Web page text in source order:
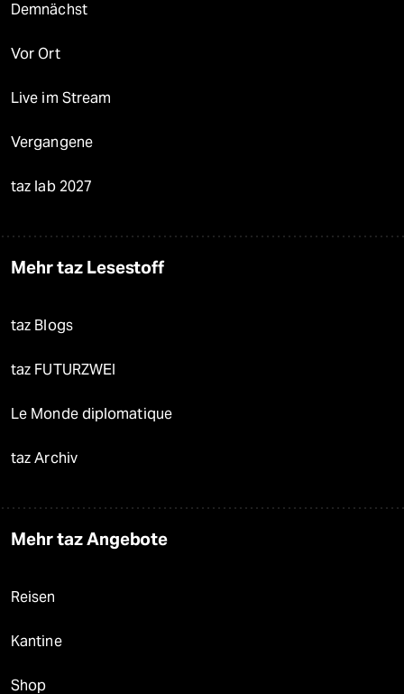
Demnächst
Vor Ort
Live im Stream
Vergangene
taz lab 2027
Mehr taz Lesestoff
taz Blogs
taz FUTURZWEI
Le Monde diplomatique
taz Archiv
Mehr taz Angebote
Reisen
Kantine
Shop